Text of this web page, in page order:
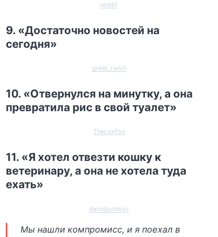
reddit
9. «Достаточно новостей на
сегодня»
great_raisin
10. «Отвернулся на минутку, а она
превратила рис в свой туалет»
TheLoxFox
11. «Я хотел отвезти кошку к
ветеринару, а она не хотела туда
ехать»
davidjschloss
Мы нашли компромисс, и я поехал в